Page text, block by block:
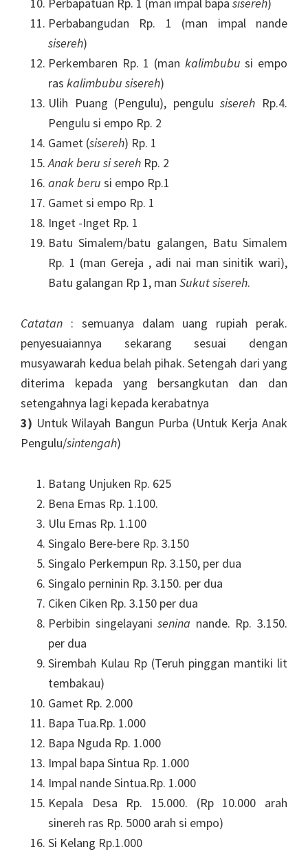
Perbabangudan Rp. 1 (man impal nande
sisereh)
Perkembaren Rp. 1 (man kalimbubu si empo
ras kalimbubu sisereh)
Ulih Puang (Pengulu), pengulusisereh Rp.4.
Pengulu si empo Rp. 2
Gamet (sisereh) Rp. 1
Anak beru sisereh Rp. 2
anak beru si empo Rp.1
Gamet si empo Rp. 1
Inget -Inget Rp. 1
Batu Simalem/batu galangen, Batu Simalem
Rp. 1 (man Gereja , adi nai man sinitik wari),
Batu galangan Rp 1, man Sukutsisereh.
Catatan : semuanya dalam uang rupiah perak.
penyesuaiannya sekarang sesuai dengan
musyawarah kedua belah pihak. Setengah dari yang
diterima kepada yang bersangkutan dan dan
setengahnya lagi kepada kerabatnya
3) Untuk Wilayah Bangun Purba (Untuk Kerja Anak
Pengulu/sintengah)
Batang Unjuken Rp. 625
Bena Emas Rp. 1.100.
Ulu Emas Rp. 1.100
Singalo Bere-bere Rp. 3.150
Singalo Perkempun Rp. 3.150, per dua
Singalo perninin Rp. 3.150. per dua
Ciken Ciken Rp. 3.150 per dua
Perbibin singelayanisenina nande. Rp. 3.150.
per dua
Sirembah Kulau Rp (Teruh pinggan mantiki lit
tembakau)
Gamet Rp. 2.000
Bapa Tua.Rp. 1.000
Bapa Nguda Rp. 1.000
Impal bapa Sintua Rp. 1.000
Impal nande Sintua.Rp. 1.000
Kepala Desa Rp. 15.000. (Rp 10.000 arah
sinereh ras Rp. 5000 arah si empo)
Si Kelang Rp.1.000